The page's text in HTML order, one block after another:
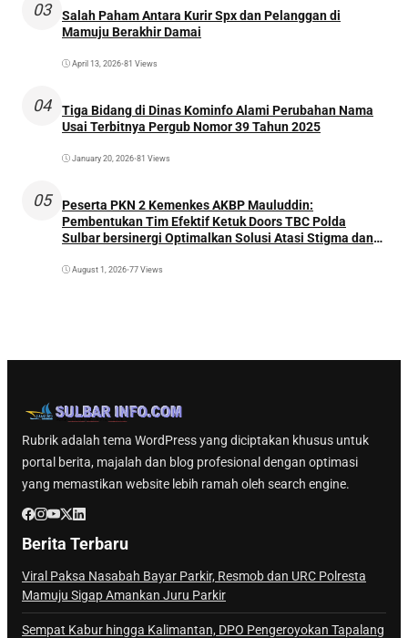
03
Salah Paham Antara Kurir Spx dan Pelanggan di
Mamuju Berakhir Damai
April 13, 2026•81 Views
04
Tiga Bidang di Dinas Kominfo Alami Perubahan Nama
Usai Terbitnya Pergub Nomor 39 Tahun 2025
January 20, 2026•81 Views
05
Peserta PKN 2 Kemenkes AKBP Mauluddin:
Pembentukan Tim Efektif Ketuk Doors TBC Polda
Sulbar bersinergi Optimalkan Solusi Atasi Stigma dan
August 1, 2026•77 Views
Rubrik adalah tema WordPress yang diciptakan khusus untuk
portal berita, majalah dan blog profesional dengan optimasi
yang memastikan website lebih ramah oleh search engine.
Berita Terbaru
Viral Paksa Nasabah Bayar Parkir, Resmob dan URC Polresta
Mamuju Sigap Amankan Juru Parkir
Sempat Kabur hingga Kalimantan, DPO Pengeroyokan Tapalang